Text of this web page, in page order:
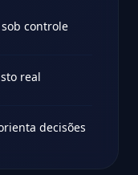
controle
real
decisões